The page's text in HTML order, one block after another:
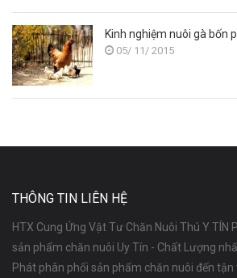
Kinh nghiệm nuôi gà bốn
05/ 11/ 2015
THÔNG TIN LIÊN HỆ
HTX Cung Ứng Vật Tư Chăn Nuôi Thú Y TÍN
sản phẩm chăn nuôi Uy Tín - Chất Lượng
Phát phân phối sản phẩm chăn nuôi đến